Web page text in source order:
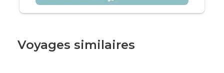
Voyages similaires